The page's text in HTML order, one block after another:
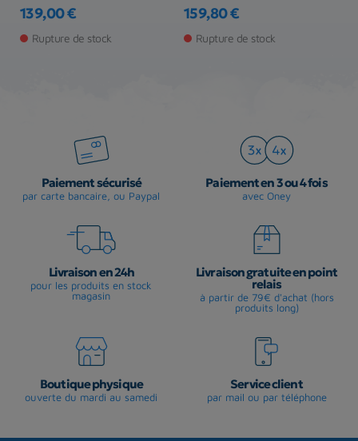
Prix
139,00 €
Rupture de stock
Prix
159,80 €
Rupture de stock
Paiement sécurisé
par carte bancaire, ou Paypal
Paiement en 3 ou 4 fois
avec Oney
Livraison en 24h
pour les produits en stock
magasin
Livraison gratuite en point
relais
à partir de 79€ d'achat (hors
produits long)
Boutique physique
ouverte du mardi au samedi
Service client
par mail ou par téléphone